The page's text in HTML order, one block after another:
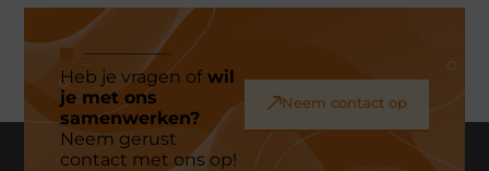
Heb je vragen ofwil
je met ons
samenwerken?
Neem gerust
contact met ons op!
Neem contact op